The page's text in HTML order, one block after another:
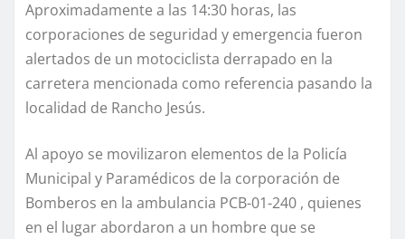
Aproximadamente a las 14:30 horas, las
corporaciones de seguridad y emergencia fueron
alertados de un motociclista derrapado en la
carretera mencionada como referencia pasando la
localidad de Rancho Jesús.
Al apoyo se movilizaron elementos de la Policía
Municipal y Paramédicos de la corporación de
Bomberos en la ambulancia PCB-01-240 , quienes
en el lugar abordaron a un hombre que se